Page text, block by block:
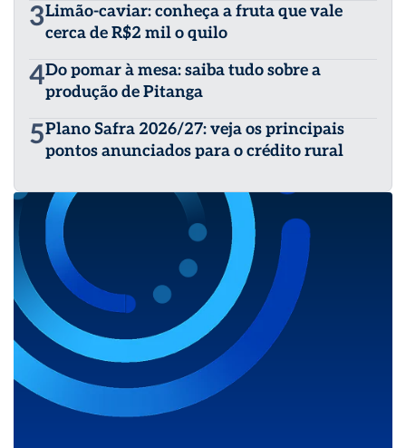
3Limão-caviar: conheça a fruta que vale
cerca de R$2 mil o quilo
4Do pomar à mesa: saiba tudo sobre a
produção de Pitanga
5Plano Safra 2026/27: veja os principais
pontos anunciados para o crédito rural